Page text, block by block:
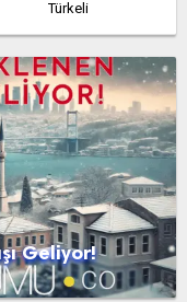
Türkeli
Yazıköy
Geliyor!